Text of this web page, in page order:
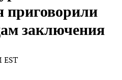
заключения
EST